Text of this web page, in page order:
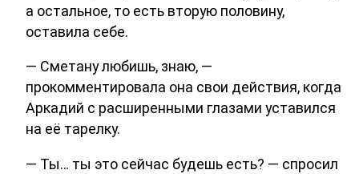
а остальное, то есть вторую половину,
оставила себе.
— Сметану любишь, знаю, —
прокомментировала она свои действия, когда
Аркадий с расширенными глазами уставился
на её тарелку.
— Ты… ты это сейчас будешь есть? — спросил